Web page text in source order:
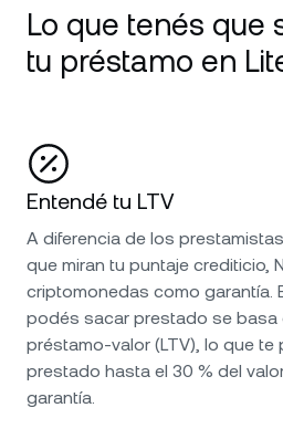
Lo que tenés que
tu préstamo en
Entendé tu LTV
A diferencia de los
que miran tu puntaje crediticio,
criptomonedas como garantía.
podés sacar prestado se basa
préstamo-valor (LTV), lo que te
prestado hasta el 30 % del
garantía.